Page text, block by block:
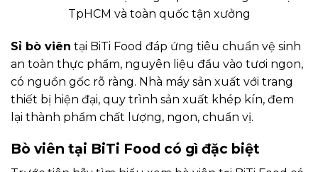
TpHCM và toàn quốc tận xưởng
Sỉ bò viên tại BiTi Food đáp ứng tiêu chuẩn vệ sinh
an toàn thực phẩm, nguyên liệu đầu vào tươi ngon,
có nguồn gốc rõ ràng. Nhà máy sản xuất với trang
thiết bị hiện đại, quy trình sản xuất khép kín, đem
lại thành phẩm chất lượng, ngon, chuẩn vị.
Bò viên tại BiTi Food có gì đặc biệt